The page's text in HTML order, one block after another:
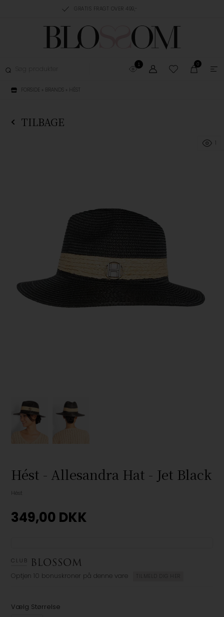
GRATIS FRAGT OVER 499,-
1 0
FORSIDE » BRANDS » HÉST
TILBAGE
Hést - Allesandra Hat - Jet Black
Hést
349,00 DKK
Optjen 10 bonuskroner på denne vare TILMELD DIG HER
Vælg Størrelse
1